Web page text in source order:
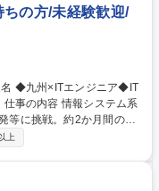
な講師が時間をかけて伝
め、実務未経験から安心
の方/未経験歓迎/
等に挑戦。約2か月間の専
の志向性や特性に合わせ
工程をお任せ。【入社後
上